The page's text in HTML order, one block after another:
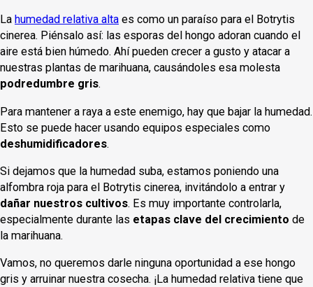
La humedad relativa alta es como un paraíso para el Botrytis
cinerea. Piénsalo así: las esporas del hongo adoran cuando el
aire está bien húmedo. Ahí pueden crecer a gusto y atacar a
nuestras plantas de marihuana, causándoles esa molesta
podredumbre gris.
Para mantener a raya a este enemigo, hay que bajar la humedad.
Esto se puede hacer usando equipos especiales como
deshumidificadores.
Si dejamos que la humedad suba, estamos poniendo una
alfombra roja para el Botrytis cinerea, invitándolo a entrar y
dañar nuestros cultivos. Es muy importante controlarla,
especialmente durante las etapas clave del crecimiento de
la marihuana.
Vamos, no queremos darle ninguna oportunidad a ese hongo
gris y arruinar nuestra cosecha. ¡La humedad relativa tiene que